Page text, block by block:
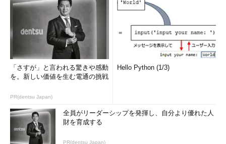
「さすが」と言われる驚きや感動
を。新しい価値を生む電通の挑戦
PR(dentsu Japan)
Hello Python (1/3)
全員がリーダーシップを発揮し、自分より優れた人
財を育成する
PR(dentsu Japan)